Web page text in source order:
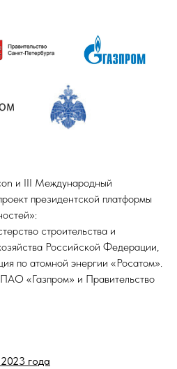
и III Международный
президентской платформы
строительства и
Российской Федерации,
по атомной энергии «Росатом».
ПАО «Газпром» и Правительство
года